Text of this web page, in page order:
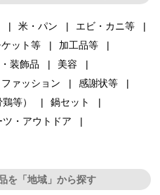
米・パン
エビ・カニ等
ット等
加工品等
装飾品
美容
ファッション
感謝状等
等）
鍋セット
ツ・アウトドア
を「地域」から探す